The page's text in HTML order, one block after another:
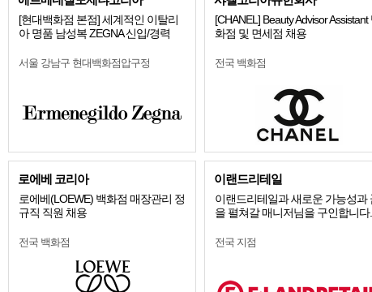
[현대백화점 본점] 세계적인 이탈리
아 명품 남성복 ZEGNA 신입/경력
서울 강남구 현대백화점압구정
[CHANEL] Beauty Advisor Assistant
화점 및 면세점 채용
전국 백화점
로에베 코리아
로에베(LOEWE) 백화점 매장관리 정
규직 직원 채용
전국 백화점
이랜드리테일
이랜드리테일과 새로운 가능성과
을 펼쳐갈 매니저님을 구인합니다.
전국 지점